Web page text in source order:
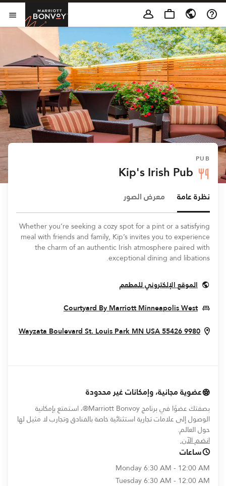
Skip to Content
PUB
Kip's Irish Pub
نظرة عامة معرض الصور
Whether you’re seeking a cozy spot for a pint or a satisfying
meal with friends and family, Kip’s invites you to experience
the charm of an authentic Irish atmosphere paired with
exceptional dining and libations.
الموقع الإلكتروني للمطعمOpens In New Window
Courtyard By Marriott Minneapolis West
In New Window
9980 Wayzata Boulevard
St. Louis ParkMNUSA55426
عضوية مجانية، وإمكانات غير محدودة
بصفتك عضوًا في برنامج Marriott Bonvoy®، استمتع بإمكانية
الوصول إلى علامات تجارية استثنائية خاصة بالفنادق وتجارب لا مثيل لها
حول العالم.
انضم الآن.
ساعات
Monday6:30 AM - 12:00 AM
Tuesday6:30 AM - 12:00 AM